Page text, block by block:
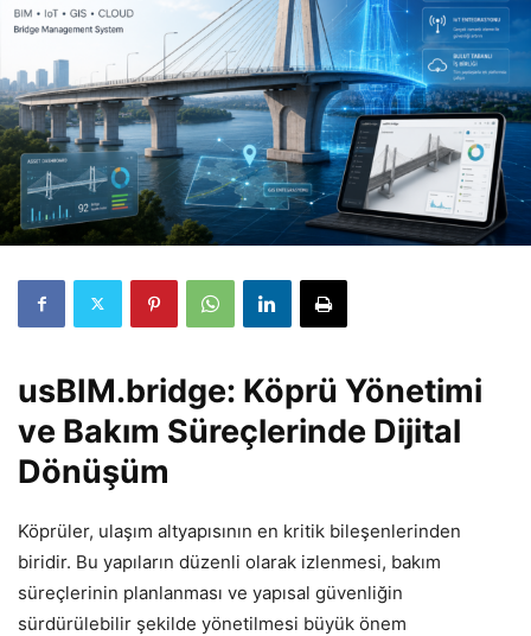
usBIM.bridge: Köprü Yönetimi
ve Bakım Süreçlerinde Dijital
Dönüşüm
Köprüler, ulaşım altyapısının en kritik bileşenlerinden
biridir. Bu yapıların düzenli olarak izlenmesi, bakım
süreçlerinin planlanması ve yapısal güvenliğin
sürdürülebilir şekilde yönetilmesi büyük önem